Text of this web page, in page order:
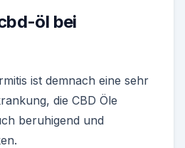
öl bei
ist demnach eine sehr
die CBD Öle
beruhigend und